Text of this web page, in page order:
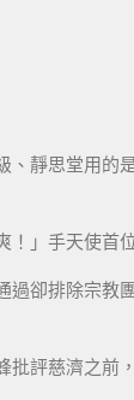
、靜思堂用的
！」手天使首
過卻排除宗教
批評慈濟之前